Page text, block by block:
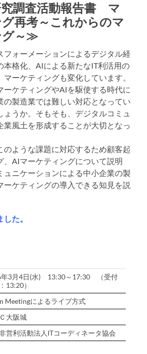
調査活動報告書 マ
再考～これからのマ
グ～≫
フォーメーションによるデジタル経
本格化、AIによる新たなIT利活用の
マーケティングも変化しています。
ーケティングやAIを駆使する時代に
の製造業では難しい対応となってい
ょうか。そもそも、デジタルコミュ
業風土を形成することが大切となっ
のような課題に対応するため顧客起
、AIマーケティングについて説明
ュニケーションによる中小企業の製
ーケティングの導入できる知見を説
た。
年3月4日(水) 13:30～17:30 （受付
13:20）
Meetingによるライブ方式
大阪城
営利活動法人ITコーディネータ協会